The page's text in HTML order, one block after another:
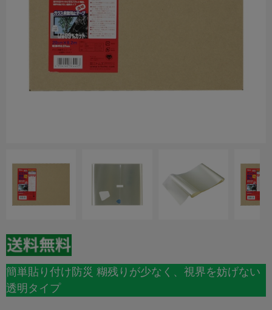
簡単貼り付け防災 糊残りが少なく、視界を妨げない
透明タイプ